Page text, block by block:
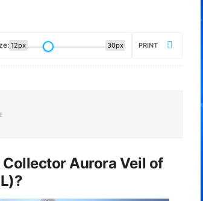
12px 30px PRINT
Aurora Veil of